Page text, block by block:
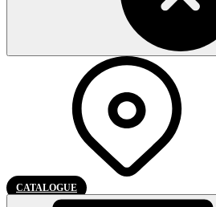
CATALOGUE